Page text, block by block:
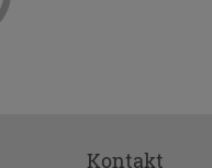
Kontakt